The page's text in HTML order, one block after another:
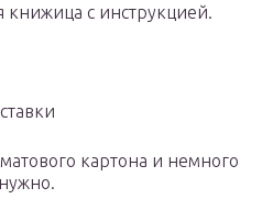
книжица с инструкцией.
картона и немного